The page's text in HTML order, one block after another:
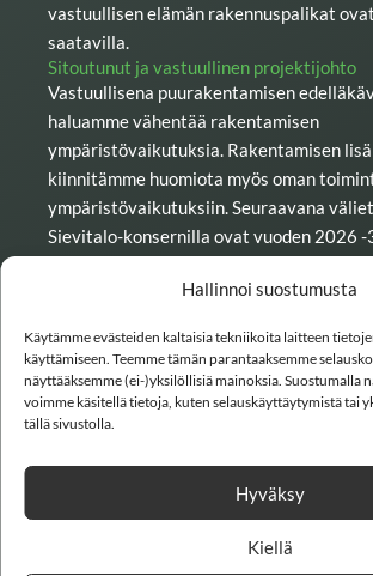
Hallinnoi suostumusta
Käytämme evästeiden kaltaisia tekniikoita laitteen
käyttämiseen. Teemme tämän parantaaksemme
näyttääksemme (ei-)yksilöllisiä mainoksia. Suostumalla
voimme käsitellä tietoja, kuten selauskäyttäytymistä tai
tällä sivustolla.
Hyväksy
Kiellä
vastuullisen elämän rakennuspalikat
saatavilla.
Sitoutunut ja vastuullinen projektijohto
Vastuullisena puurakentamisen
haluamme vähentää rakentamisen
ympäristövaikutuksia. Rakentamisen
kiinnitämme huomiota myös oman
ympäristövaikutuksiin. Seuraavana
Sievitalo-konsernilla ovat vuoden 2026 -
päästään, kun biodieseliä käytetään
energiaa ja logistiikassa biodieseliä on
Työmatkustamisen päästöjä
suosimalla etäkokouksia, kestäviä
julkisilla kulkuneuvoilla, kävellen tai
Vuoden 2026 tavoitteenamme
% päästövähennykset